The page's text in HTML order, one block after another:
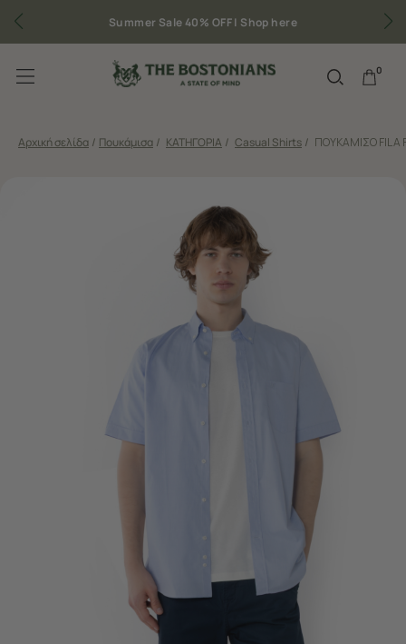
Summer Sale 40% OFF | Shop here
0
Αρχική σελίδα / Πουκάμισα / ΚΑΤΗΓΟΡΙΑ / Casual Shirts / ΠΟΥΚΑΜΙΣΟ FIL A